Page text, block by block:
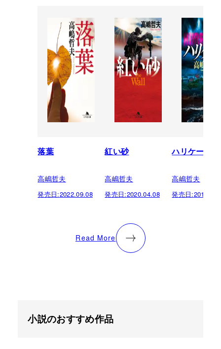
落葉
高嶋哲夫
発売日:2022.09.08
紅い砂
高嶋哲夫
発売日:2020.04.08
ハリケーン
高嶋哲夫
発売日:
Read More
小説のおすすめ作品